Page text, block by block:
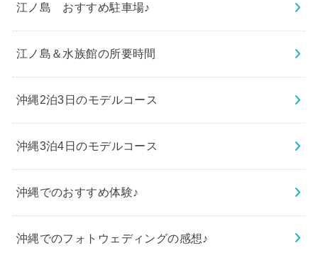
江ノ島 おすすめ駐車場♪
江ノ島＆水族館の所要時間
沖縄2泊3日のモデルコース
沖縄3泊4日のモデルコース
沖縄でのおすすめ体験♪
沖縄でのフォトウェディングの感想♪